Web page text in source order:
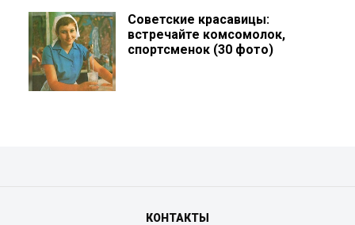
Советские красавицы:
встречайте комсомолок,
спортсменок (30 фото)
КОНТАКТЫ